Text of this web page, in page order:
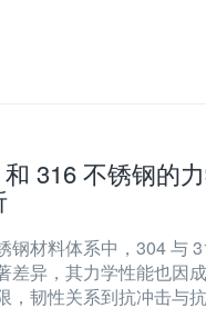
316 不锈钢的
钢材料体系中，304 与
差异，其力学性能也因
，韧性关系到抗冲击与